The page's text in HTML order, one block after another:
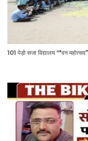
101 पेड़ो सजा विद्यालय "*वन